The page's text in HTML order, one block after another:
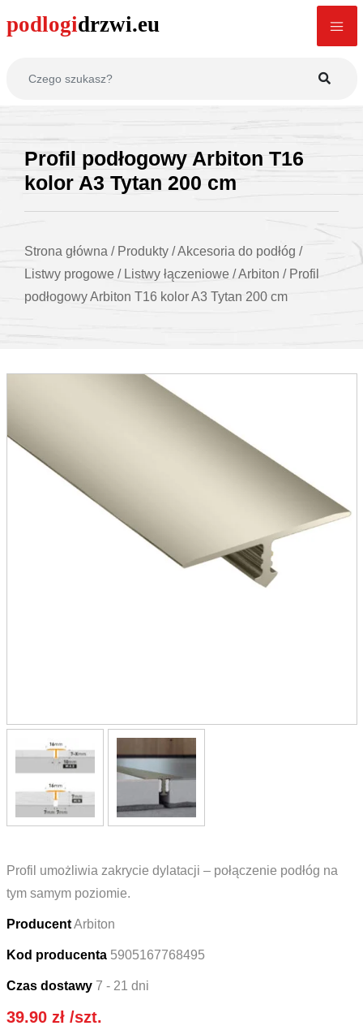
Profil podłogowy Arbiton T16
kolor A3 Tytan 200 cm
Strona główna / Produkty /Akcesoria do podłóg /
Listwy progowe / Listwy łączeniowe /Arbiton / Profil
podłogowy Arbiton T16 kolor A3 Tytan 200 cm
Profil umożliwia zakrycie dylatacji – połączenie podłóg na
tym samym poziomie.
Producent Arbiton
Kod producenta 5905167768495
Czas dostawy 7 - 21 dni
39.90 zł/szt.